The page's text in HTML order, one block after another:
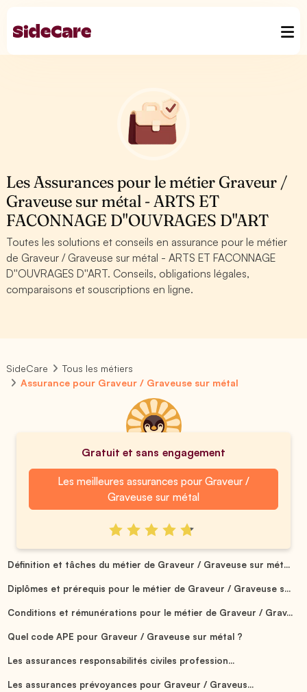
Les Assurances pour le métier Graveur /
Graveuse sur métal - ARTS ET
FACONNAGE D''OUVRAGES D''ART
Toutes les solutions et conseils en assurance pour le métier
de Graveur / Graveuse sur métal - ARTS ET FACONNAGE
D''OUVRAGES D''ART. Conseils, obligations légales,
comparaisons et souscriptions en ligne.
SideCare
Tous les métiers
Assurance pour Graveur / Graveuse sur métal
Gratuit et sans engagement
Les meilleures assurances pour Graveur /
Graveuse sur métal
Définition et tâches du métier de Graveur / Graveuse sur mét...
Diplômes et prérequis pour le métier de Graveur / Graveuse s...
Conditions et rémunérations pour le métier de Graveur / Grav...
Quel code APE pour Graveur / Graveuse sur métal ?
Les assurances responsabilités civiles profession...
Les assurances prévoyances pour Graveur / Graveus...